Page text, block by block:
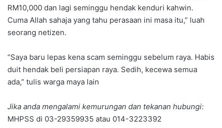
RM10,000 dan lagi seminggu hendak kenduri kahwin.
Cuma Allah sahaja yang tahu perasaan ini masa itu,” luah
seorang netizen.
“Saya baru lepas kena scam seminggu sebelum raya. Habis
duit hendak beli persiapan raya. Sedih, kecewa semua
ada,” tulis warga maya lain
Jika anda mengalami kemurungan dan tekanan hubungi:
MHPSS di 03-29359935 atau 014-3223392